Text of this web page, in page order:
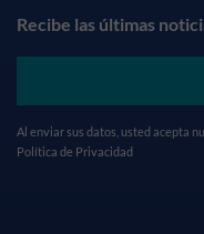
Recibe las últimas
Al enviar sus datos, usted acepta
Política de Privacidad